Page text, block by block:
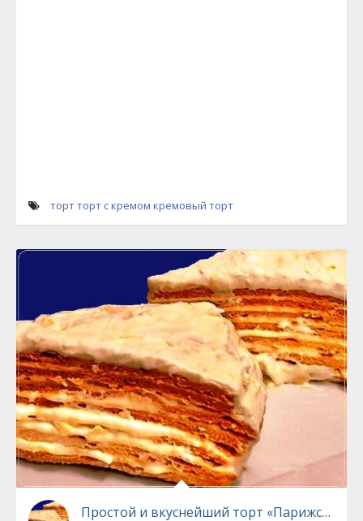
тортторт с кремом кремовый торт
Простой и вкуснейший торт «Парижский